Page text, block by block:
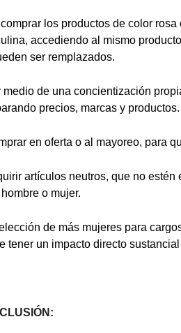
los productos de color
accediendo al mismo
ser remplazados.
medio de una concientización
precios, marcas y productos.
en oferta o al mayoreo, para
artículos neutros, que no
o mujer.
de más mujeres para
tener un impacto directo